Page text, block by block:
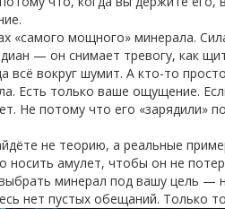
«самого мощного» минерала.
— он снимает тревогу, как
всё вокруг шумит. А кто-то
Есть только ваше ощущение.
Не потому что его «зарядили»
не теорию, а реальные
носить амулет, чтобы он не
минерал под вашу цель —
нет пустых обещаний.